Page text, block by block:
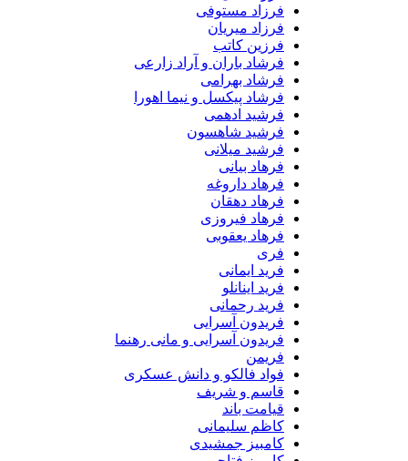
فرزاد مستوفی
فرزاد میریان
فرزین کاتب
فرشاد باران و آراد زارعی
فرشاد بهرامی
فرشاد پیکسل و نیما اهورا
فرشید ادهمی
فرشید شاهسون
فرشید میلانی
فرهاد بیانی
فرهاد داروغه
فرهاد دهقان
فرهاد فیروزی
فرهاد یعقوبی
فری
فرید ایمانی
فرید اینانلو
فرید رحمانی
فریدون آسرایی
فریدون آسرایی و مانی رهنما
فریمن
فواد فالکو و دانش عسکری
قاسم و شریف
قیامت باند
کاظم سلیمانی
کامبیز جمشیدی